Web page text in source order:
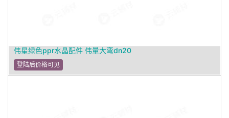
伟星绿色ppr水晶配件 伟量大弯dn20
登陆后价格可见